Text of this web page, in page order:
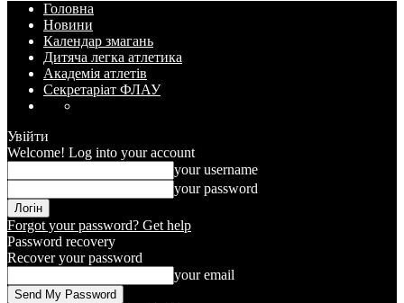
Головна
Новини
Календар змагань
Дитяча легка атлетика
Академія атлетів
Секретаріат ФЛАУ
Увійти
Welcome! Log into your account
your username
your password
Forgot your password? Get help
Password recovery
Recover your password
your email